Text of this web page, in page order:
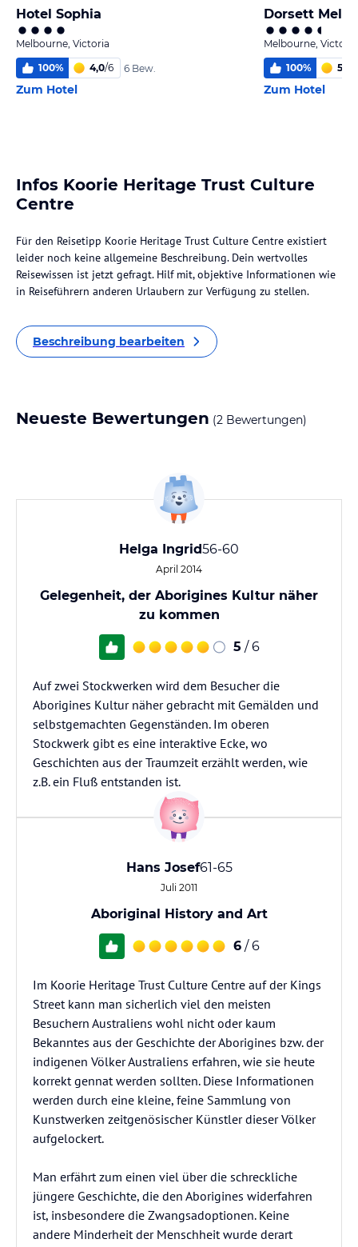
Hotel Sophia
Melbourne, Victoria
100% 4,0/6 6 Bew.
Zum Hotel
Dorsett
Melbourne, Victoria
100% 5,0
Zum Hotel
Infos Koorie Heritage Trust Culture
Centre
Für den Reisetipp Koorie Heritage Trust Culture Centre existiert
leider noch keine allgemeine Beschreibung. Dein wertvolles
Reisewissen ist jetzt gefragt. Hilf mit, objektive Informationen wie
in Reiseführern anderen Urlaubern zur Verfügung zu stellen.
Beschreibung bearbeiten
Neueste Bewertungen (2 Bewertungen)
Helga Ingrid56-60
April 2014
Gelegenheit, der Aborigines Kultur näher
zu kommen
5 / 6
Auf zwei Stockwerken wird dem Besucher die
Aborigines Kultur näher gebracht mit Gemälden und
selbstgemachten Gegenständen. Im oberen
Stockwerk gibt es eine interaktive Ecke, wo
Geschichten aus der Traumzeit erzählt werden, wie
z.B. ein Fluß entstanden ist.
Hans Josef61-65
Juli 2011
Aboriginal History and Art
6 / 6
Im Koorie Heritage Trust Culture Centre auf der Kings
Street kann man sicherlich viel den meisten
Besuchern Australiens wohl nicht oder kaum
Bekanntes aus der Geschichte der Aborigines bzw. der
indigenen Völker Australiens erfahren, wie sie heute
korrekt gennat werden sollten. Diese Informationen
werden durch eine kleine, feine Sammlung von
Kunstwerken zeitgenösischer Künstler dieser Völker
aufgelockert.
Man erfährt zum einen viel über die schreckliche
jüngere Geschichte, die den Aborigines widerfahren
ist, insbesondere die Zwangsadoptionen. Keine
andere Minderheit der Menschheit wurde derart